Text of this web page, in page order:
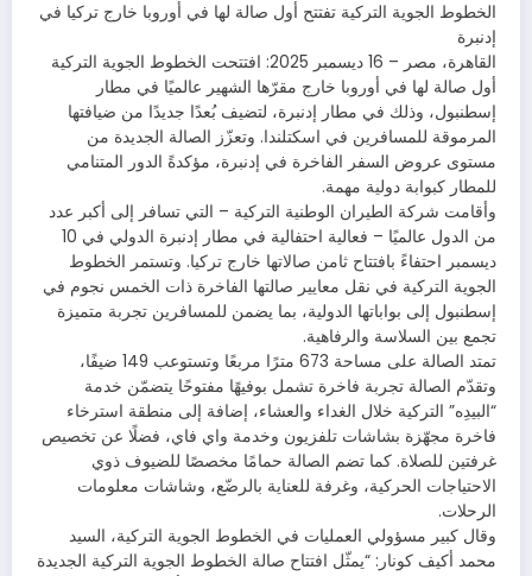
الخطوط الجوية التركية تفتتح أول صالة لها في أوروبا خارج تركيا في
إدنبرة
القاهرة، مصر – 16 ديسمبر 2025: افتتحت الخطوط الجوية التركية
أول صالة لها في أوروبا خارج مقرّها الشهير عالميًا في مطار
إسطنبول، وذلك في مطار إدنبرة، لتضيف بُعدًا جديدًا من ضيافتها
المرموقة للمسافرين في اسكتلندا. وتعزّز الصالة الجديدة من
مستوى عروض السفر الفاخرة في إدنبرة، مؤكدةً الدور المتنامي
للمطار كبوابة دولية مهمة.
وأقامت شركة الطيران الوطنية التركية – التي تسافر إلى أكبر عدد
من الدول عالميًا – فعالية احتفالية في مطار إدنبرة الدولي في 10
ديسمبر احتفاءً بافتتاح ثامن صالاتها خارج تركيا. وتستمر الخطوط
الجوية التركية في نقل معايير صالتها الفاخرة ذات الخمس نجوم في
إسطنبول إلى بواباتها الدولية، بما يضمن للمسافرين تجربة متميزة
تجمع بين السلاسة والرفاهية.
تمتد الصالة على مساحة 673 مترًا مربعًا وتستوعب 149 ضيفًا،
وتقدّم الصالة تجربة فاخرة تشمل بوفيهًا مفتوحًا يتضمّن خدمة
“البيدِه” التركية خلال الغداء والعشاء، إضافة إلى منطقة استرخاء
فاخرة مجهّزة بشاشات تلفزيون وخدمة واي فاي، فضلًا عن تخصيص
غرفتين للصلاة. كما تضم الصالة حمامًا مخصصًا للضيوف ذوي
الاحتياجات الحركية، وغرفة للعناية بالرضّع، وشاشات معلومات
الرحلات.
وقال كبير مسؤولي العمليات في الخطوط الجوية التركية، السيد
محمد أكيف كونار: “يمثّل افتتاح صالة الخطوط الجوية التركية الجديدة